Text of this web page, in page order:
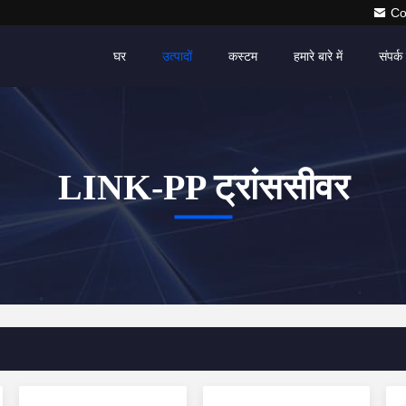
घर उत्पादों हमारे बारे में
कस्टम
LINK-PP ट्रांससीवर